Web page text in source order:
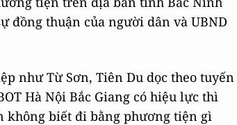
đồng thuận của người dân và UBND
như Từ Sơn, Tiên Du dọc theo tuyến
Hà Nội Bắc Giang có hiệu lực thì
không biết đi bằng phương tiện gì